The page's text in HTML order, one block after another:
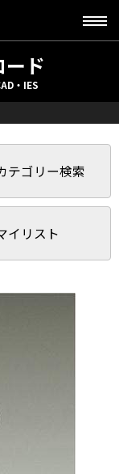
ド
・IES
テゴリー検索
イリスト